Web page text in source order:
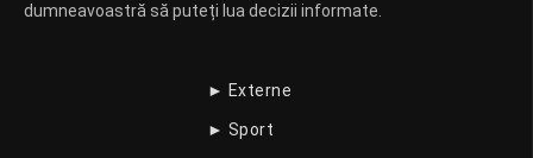
dumneavoastră să puteți lua decizii informate.
► Externe
► Sport